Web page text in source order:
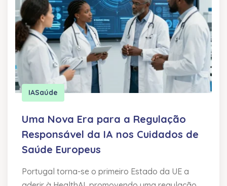
IASaúde
Uma Nova Era para a Regulação
Responsável da IA nos Cuidados de
Saúde Europeus
Portugal torna-se o primeiro Estado da UE a